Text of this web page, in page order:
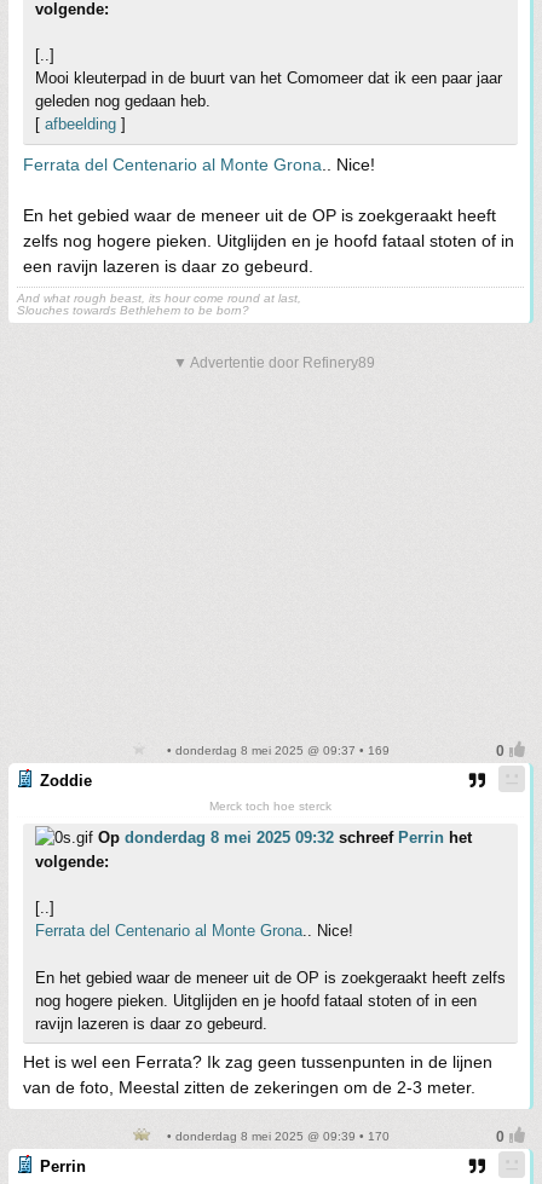
volgende:
[..]
Mooi kleuterpad in de buurt van het Comomeer dat ik een paar jaar
geleden nog gedaan heb.
[ afbeelding ]
Ferrata del Centenario al Monte Grona .. Nice!
En het gebied waar de meneer uit de OP is zoekgeraakt heeft
zelfs nog hogere pieken. Uitglijden en je hoofd fataal stoten of in
een ravijn lazeren is daar zo gebeurd.
And what rough beast, its hour come round at last,
Slouches towards Bethlehem to be born?
▼ Advertentie door Refinery89
• donderdag 8 mei 2025 @ 09:37 • 169
Zoddie
Merck toch hoe sterck
Op donderdag 8 mei 2025 09:32 schreef Perrin het
volgende:
[..]
Ferrata del Centenario al Monte Grona.. Nice!
En het gebied waar de meneer uit de OP is zoekgeraakt heeft zelfs
nog hogere pieken. Uitglijden en je hoofd fataal stoten of in een
ravijn lazeren is daar zo gebeurd.
Het is wel een Ferrata? Ik zag geen tussenpunten in de lijnen
van de foto, Meestal zitten de zekeringen om de 2-3 meter.
• donderdag 8 mei 2025 @ 09:39 • 170
Perrin